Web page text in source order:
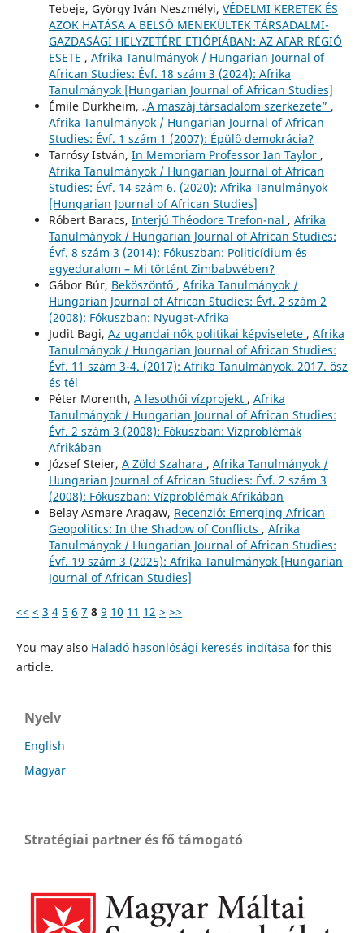
Tebeje, György Iván Neszmélyi, VÉDELMI KERETEK ÉS
AZOK HATÁSA A BELSŐ MENEKÜLTEK TÁRSADALMI-
GAZDASÁGI HELYZETÉRE ETIÓPIÁBAN: AZ AFAR RÉGIÓ
ESETE , Afrika Tanulmányok / Hungarian Journal of
African Studies: Évf. 18 szám 3 (2024): Afrika
Tanulmányok [Hungarian Journal of African Studies]
Émile Durkheim, „A maszáj társadalom szerkezete” ,
Afrika Tanulmányok / Hungarian Journal of African
Studies: Évf. 1 szám 1 (2007): Épülő demokrácia?
Tarrósy István, In Memoriam Professor Ian Taylor ,
Afrika Tanulmányok / Hungarian Journal of African
Studies: Évf. 14 szám 6. (2020): Afrika Tanulmányok
[Hungarian Journal of African Studies]
Róbert Baracs, Interjú Théodore Trefon-nal , Afrika
Tanulmányok / Hungarian Journal of African Studies:
Évf. 8 szám 3 (2014): Fókuszban: Politicídium és
egyeduralom – Mi történt Zimbabwében?
Gábor Búr, Beköszöntő , Afrika Tanulmányok /
Hungarian Journal of African Studies: Évf. 2 szám 2
(2008): Fókuszban: Nyugat-Afrika
Judit Bagi, Az ugandai nők politikai képviselete , Afrika
Tanulmányok / Hungarian Journal of African Studies:
Évf. 11 szám 3-4. (2017): Afrika Tanulmányok. 2017. ősz
és tél
Péter Morenth, A lesothói vízprojekt , Afrika
Tanulmányok / Hungarian Journal of African Studies:
Évf. 2 szám 3 (2008): Fókuszban: Vízproblémák
Afrikában
József Steier, A Zöld Szahara , Afrika Tanulmányok /
Hungarian Journal of African Studies: Évf. 2 szám 3
(2008): Fókuszban: Vízproblémák Afrikában
Belay Asmare Aragaw, Recenzió: Emerging African
Geopolitics: In the Shadow of Conflicts , Afrika
Tanulmányok / Hungarian Journal of African Studies:
Évf. 19 szám 3 (2025): Afrika Tanulmányok [Hungarian
Journal of African Studies]
<< < 3 4 5 6 7 8 9 10 11 12 > >>
You may also Haladó hasonlósági keresés indítása for this
article.
Nyelv
English
Magyar
Stratégiai partner és fő támogató